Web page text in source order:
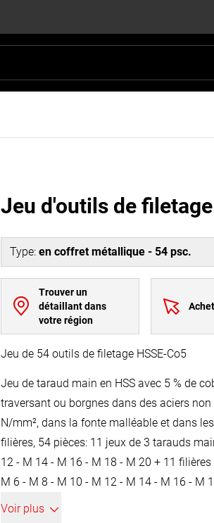
Jeu d'outils de
Type: en coffret métallique - 54 psc.
Trouver un
détaillant dans
votre région
Jeu de 54 outils de filetage HSSE-Co5
Jeu de taraud main en HSS avec 5 % de
traversant ou borgnes dans des aciers
N/mm², dans la fonte malléable et dans
filières, 54 pièces: 11 jeux de 3 tarauds
12 - M 14 - M 16 - M 18 - M 20 + 11
M 6 - M 8 - M 10 - M 12 - M 14 - M 16 - M
chacune des dim. suivantes: 20,0 x 5,0
Voir plus